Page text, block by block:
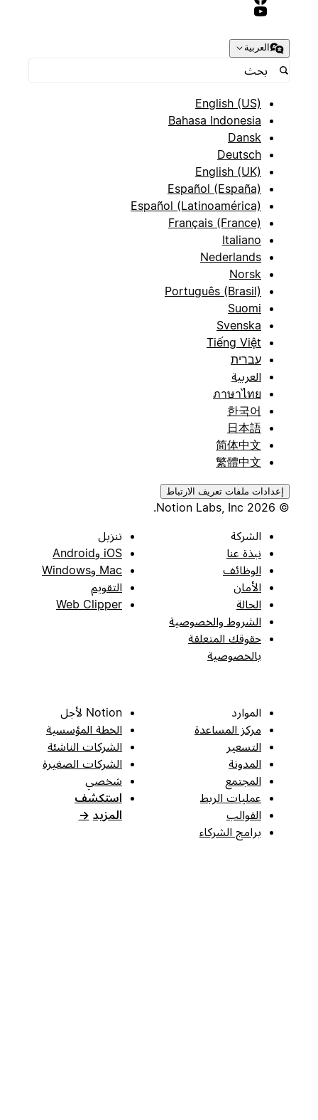
العربية
English (US)
Bahasa Indonesia
Dansk
Deutsch
English (UK)
Español (España)
Español (Latinoamérica)
Français (France)
Italiano
Nederlands
Norsk
Português (Brasil)
Suomi
Svenska
Tiếng Việt
עברית
العربية
ภาษาไทย
한국어
日本語
简体中文
繁體中文
إعدادات ملفات تعريف الارتباط
الشركة
نبذة عنا
الوظائف
الأمان
الحالة
الشروط والخصوصية
حقوقك المتعلقة
بالخصوصية
تنزيل
iOS وAndroid
Mac وWindows
التقويم
Web Clipper
الموارد
مركز المساعدة
التسعير
المدونة
المجتمع
عمليات الربط
القوالب
برامج الشركاء
Notion لأجل
الخطة المؤسسية
الشركات الناشئة
الشركات الصغيرة
شخصي
استكشف
المزيد →